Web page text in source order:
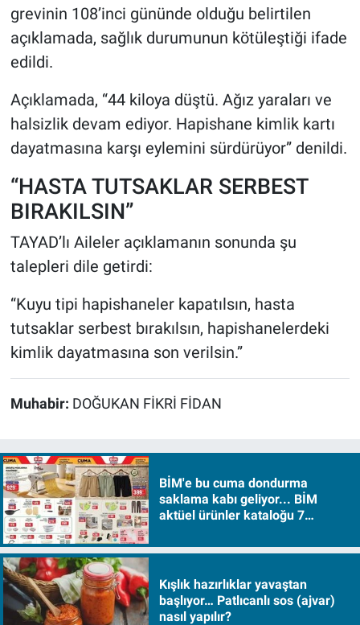
grevinin 108’inci gününde olduğu belirtilen
açıklamada, sağlık durumunun kötüleştiği ifade
edildi.
Açıklamada, “44 kiloya düştü. Ağız yaraları ve
halsizlik devam ediyor. Hapishane kimlik kartı
dayatmasına karşı eylemini sürdürüyor” denildi.
“HASTA TUTSAKLAR SERBEST
BIRAKILSIN”
TAYAD’lı Aileler açıklamanın sonunda şu
talepleri dile getirdi:
“Kuyu tipi hapishaneler kapatılsın, hasta
tutsaklar serbest bırakılsın, hapishanelerdeki
kimlik dayatmasına son verilsin.”
Muhabir: DOĞUKAN FİKRİ FİDAN
BİM'e bu cuma dondurma
saklama kabı geliyor... BİM
aktüel ürünler kataloğu 7
Kışlık hazırlıklar yavaştan
başlıyor… Patlıcanlı sos (ajvar)
nasıl yapılır?